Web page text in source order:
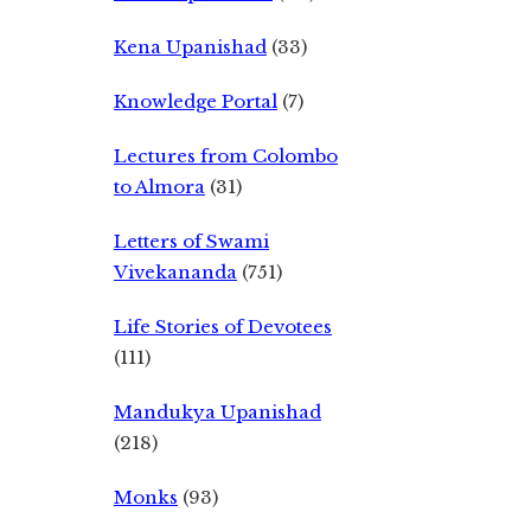
Kena Upanishad (33)
Knowledge Portal (7)
Lectures from Colombo
to Almora (31)
Letters of Swami
Vivekananda (751)
Life Stories of Devotees
(111)
Mandukya Upanishad
(218)
Monks (93)